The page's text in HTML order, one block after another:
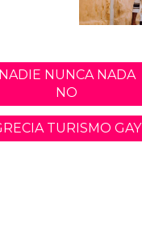
NADIE NUNCA NADA
NO
TURISMO GAY